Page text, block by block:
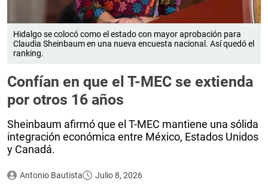
Hidalgo se colocó como el estado con mayor aprobación para
Claudia Sheinbaum en una nueva encuesta nacional. Así quedó el
ranking.
Confían en que el T-MEC se extienda
por otros 16 años
Sheinbaum afirmó que el T-MEC mantiene una sólida
integración económica entre México, Estados Unidos
y Canadá.
Antonio Bautista Julio 8, 2026